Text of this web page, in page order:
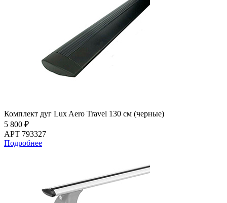
Комплект дуг Lux Aero Travel 130 см (черные)
5 800 ₽
АРТ 793327
Подробнее